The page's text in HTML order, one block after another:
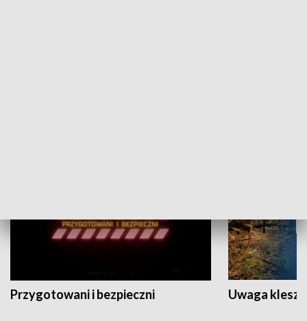
Przygotowani i bezpieczni Uwaga